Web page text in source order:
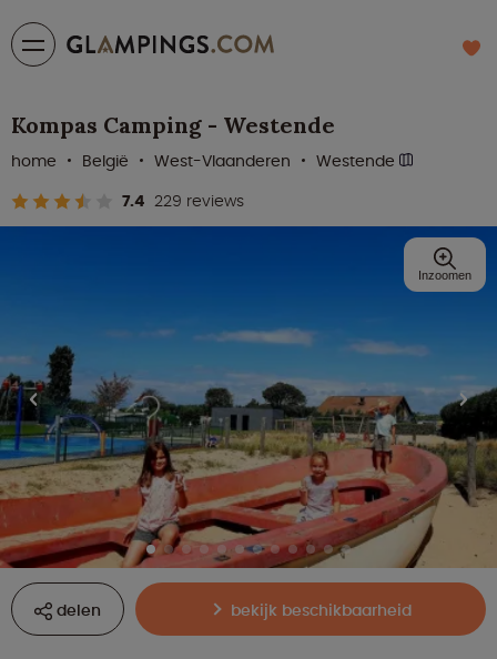
Kompas Camping - Westende
7.4 229 reviews
home België West-Vlaanderen Westende
delen bekijk beschikbaarheid
Inzoomen